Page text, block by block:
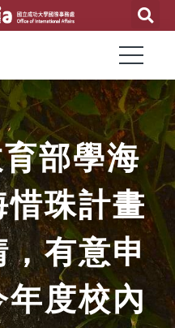
部學海
惜珠計畫
，有意申
年度校內